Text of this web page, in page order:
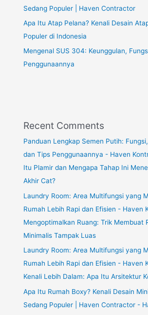
Sedang Populer | Haven Contractor
Apa Itu Atap Pelana? Kenali Desain
Populer di Indonesia
Mengenal SUS 304: Keunggulan,
Penggunaannya
Recent Comments
Panduan Lengkap Semen Putih:
dan Tips Penggunaannya - Haven
Itu Plamir dan Mengapa Tahap Ini
Akhir Cat?
Laundry Room: Area Multifungsi yang
Rumah Lebih Rapi dan Efisien - Haven
Mengoptimalkan Ruang: Trik Membuat
Minimalis Tampak Luas
Laundry Room: Area Multifungsi yang
Rumah Lebih Rapi dan Efisien - Haven
Kenali Lebih Dalam: Apa Itu Arsitektur
Apa Itu Rumah Boxy? Kenali Desain
Sedang Populer | Haven Contractor -